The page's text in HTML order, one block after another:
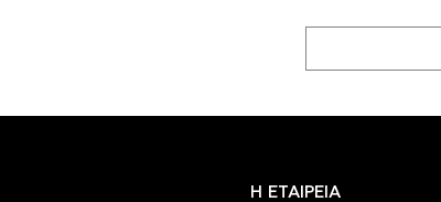
Η ΕΤΑΙΡΕΙΑ